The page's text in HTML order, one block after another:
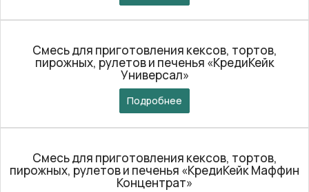
Смесь для приготовления кексов, тортов,
пирожных, рулетов и печенья «КредиКейк
Универсал»
Подробнее
Смесь для приготовления кексов, тортов,
пирожных, рулетов и печенья «КредиКейк Маффин
Концентрат»